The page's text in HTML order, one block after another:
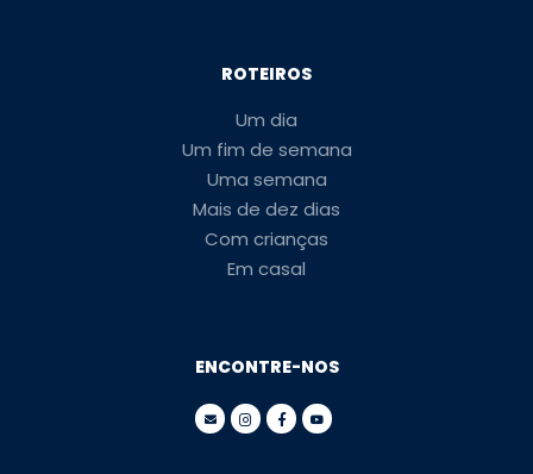
ROTEIROS
Um dia
Um fim de semana
Uma semana
Mais de dez dias
Com crianças
Em casal
ENCONTRE-NOS